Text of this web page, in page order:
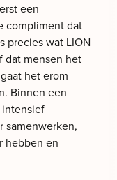
een
compliment dat
precies wat LION
dat mensen het
het erom
Binnen een
samenwerken,
hebben en